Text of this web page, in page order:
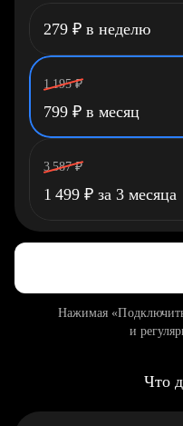
279 ₽ в неделю
1 195 ₽
799 ₽ в месяц
3 587 ₽
1 499 ₽ за 3 месяца
Нажимая
и
Что